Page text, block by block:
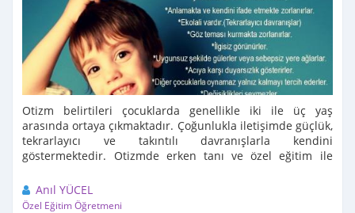
Otizm belirtileri çocuklarda genellikle iki ile üç yaş
arasında ortaya çıkmaktadır. Çoğunlukla iletişimde güçlük,
tekrarlayıcı ve takıntılı davranışlarla kendini
göstermektedir. Otizmde erken tanı ve özel eğitim ile
Anıl YÜCEL
Özel Eğitim Öğretmeni